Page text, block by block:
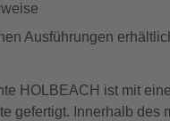
Ausführungen
HOLBEACH ist mit
gefertigt. Innerhalb des